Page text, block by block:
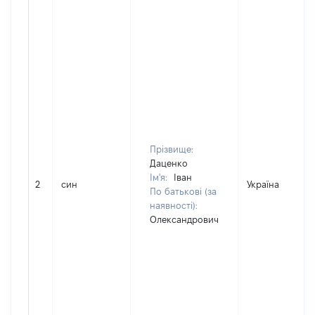
2 син
Прізвище:
Даценко
Ім'я:
Іван
По батькові (за
наявності):
Олександрович
Україна